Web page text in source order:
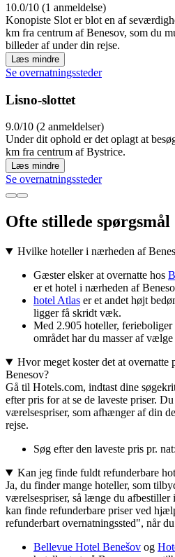
10.0/10 (1 anmeldelse)
Konopiste Slot er blot en af
km fra centrum af Benesov, som du
billeder af under din rejse.
Læs mindre
Se overnatningssteder
Lisno-slottet
9.0/10 (2 anmeldelser)
Under dit ophold er det oplagt at
km fra centrum af Bystrice.
Læs mindre
Se overnatningssteder
Ofte stillede spørgsmål
Hvilke hoteller i nærheden af
Gæster elsker at overnatte hos
er et hotel i nærheden af
hotel Atlas er et andet højt
ligger få skridt væk.
Med 2.905 hoteller, ferieboliger
området har du masser af
Hvor meget koster det at overnatte
Benesov?
Gå til Hotels.com, indtast dine
efter pris for at se de laveste priser.
værelsespriser, som afhænger af din
rejse.
Søg efter den laveste pris pr.
Kan jeg finde fuldt refunderbare
Ja, du finder mange hoteller, som
værelsespriser, så længe du
kan finde refunderbare priser ved
refunderbart overnatningssted", når
Bellevue Hotel Benešov og